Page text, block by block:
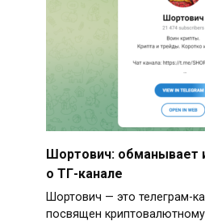
Шортович: обманывает
о ТГ-канале
Шортович — это телеграм-
посвящен криптовалютному